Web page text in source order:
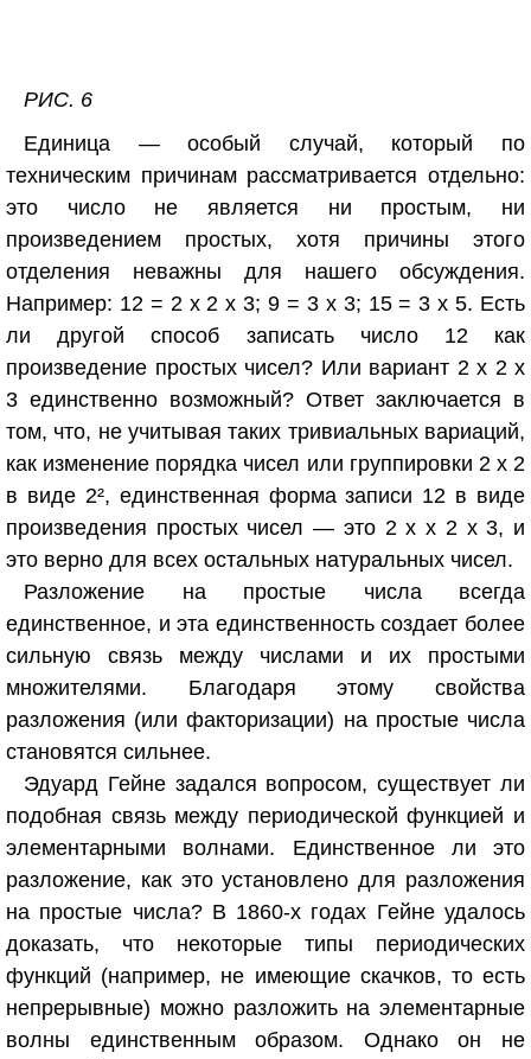
РИС. 6
Единица — особый случай, который по
техническим причинам рассматривается отдельно:
это число не является ни простым, ни
произведением простых, хотя причины этого
отделения неважны для нашего обсуждения.
Например: 12 = 2 х 2 x 3; 9 = 3 x 3; 15 = 3 x 5. Есть
ли другой способ записать число 12 как
произведение простых чисел? Или вариант 2 х 2 х
3 единственно возможный? Ответ заключается в
том, что, не учитывая таких тривиальных вариаций,
как изменение порядка чисел или группировки 2 х 2
в виде 2², единственная форма записи 12 в виде
произведения простых чисел — это 2 х х 2 х 3, и
это верно для всех остальных натуральных чисел.
Разложение на простые числа всегда
единственное, и эта единственность создает более
сильную связь между числами и их простыми
множителями. Благодаря этому свойства
разложения (или факторизации) на простые числа
становятся сильнее.
Эдуард Гейне задался вопросом, существует ли
подобная связь между периодической функцией и
элементарными волнами. Единственное ли это
разложение, как это установлено для разложения
на простые числа? В 1860-х годах Гейне удалось
доказать, что некоторые типы периодических
функций (например, не имеющие скачков, то есть
непрерывные) можно разложить на элементарные
волны единственным образом. Однако он не